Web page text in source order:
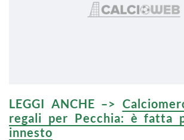
LEGGI ANCHE –>
regali per Pecchia: è fatta
innesto